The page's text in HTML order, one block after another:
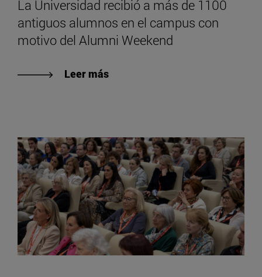
La Universidad recibió a más de 1100
antiguos alumnos en el campus con
motivo del Alumni Weekend
Leer más